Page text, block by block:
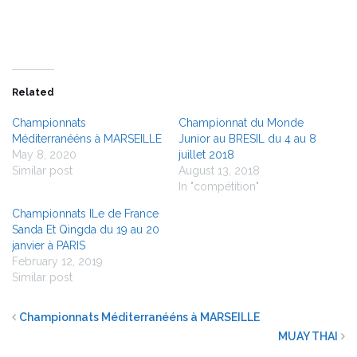
Related
Championnats
Méditerranééns à MARSEILLE
May 8, 2020
Similar post
Championnat du Monde
Junior au BRESIL du 4 au 8
juillet 2018
August 13, 2018
In "compétition"
Championnats ILe de France
Sanda Et Qingda du 19 au 20
janvier à PARIS
February 12, 2019
Similar post
Championnats Méditerranééns à MARSEILLE
MUAY THAI